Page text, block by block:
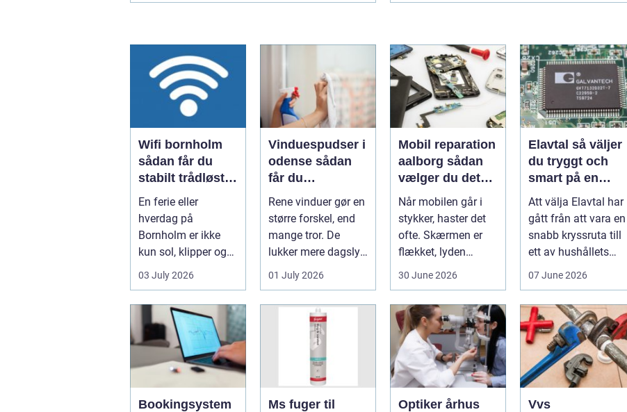
Wifi bornholm
sådan får du
stabilt trådløst
net på klippeøen
En ferie eller
hverdag på
Bornholm er ikke
kun sol, klipper og
strand. For mange
er en stabil intern...
03 July 2026
Vinduespudser i
odense sådan
får du
skinnende rene
ruder året rundt
Rene vinduer gør en
større forskel, end
mange tror. De
lukker mere dagslys
ind, får hjem og
erhvervs...
01 July 2026
Mobil reparation
aalborg sådan
vælger du det
rette værksted
Når mobilen går i
stykker, haster det
ofte. Skærmen er
flækket, lyden
30 June 2026
Elavtal så väljer
du tryggt och
smart på en
rörlig elmarknad
Att välja Elavtal har
gått från att vara en
snabb kryssruta till
ett av hushållets
07 June 2026
Bookingsystem
Ms fuger til
Optiker århus
Vvs